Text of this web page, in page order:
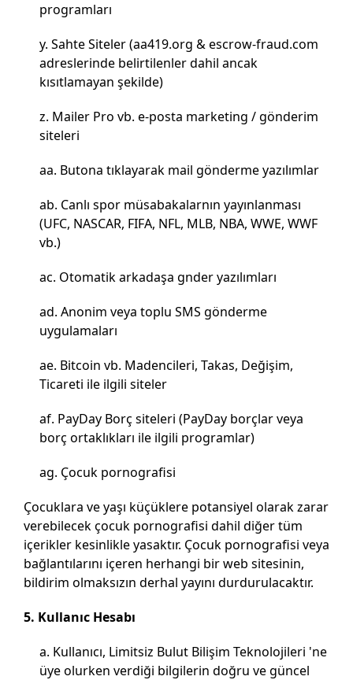
programları
Sahte Siteler (aa419.org & escrow-fraud.com
adreslerinde belirtilenler dahil ancak
kısıtlamayan şekilde)
Mailer Pro vb. e-posta marketing / gönderim
siteleri
Butona tıklayarak mail gönderme yazılımlar
Canlı spor müsabakalarnın yayınlanması
(UFC, NASCAR, FIFA, NFL, MLB, NBA, WWE, WWF
vb.)
Otomatik arkadaşa gnder yazılımları
Anonim veya toplu SMS gönderme
uygulamaları
Bitcoin vb. Madencileri, Takas, Değişim,
Ticareti ile ilgili siteler
PayDay Borç siteleri (PayDay borçlar veya
borç ortaklıkları ile ilgili programlar)
Çocuk pornografisi
Çocuklara ve yaşı küçüklere potansiyel olarak zarar
verebilecek çocuk pornografisi dahil diğer tüm
içerikler kesinlikle yasaktır. Çocuk pornografisi veya
bağlantılarını içeren herhangi bir web sitesinin,
bildirim olmaksızın derhal yayını durdurulacaktır.
5. Kullanıc Hesabı
Kullanıcı, Limitsiz Bulut Bilişim Teknolojileri 'ne
üye olurken verdiği bilgilerin doğru ve güncel